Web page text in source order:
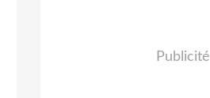
Publicité